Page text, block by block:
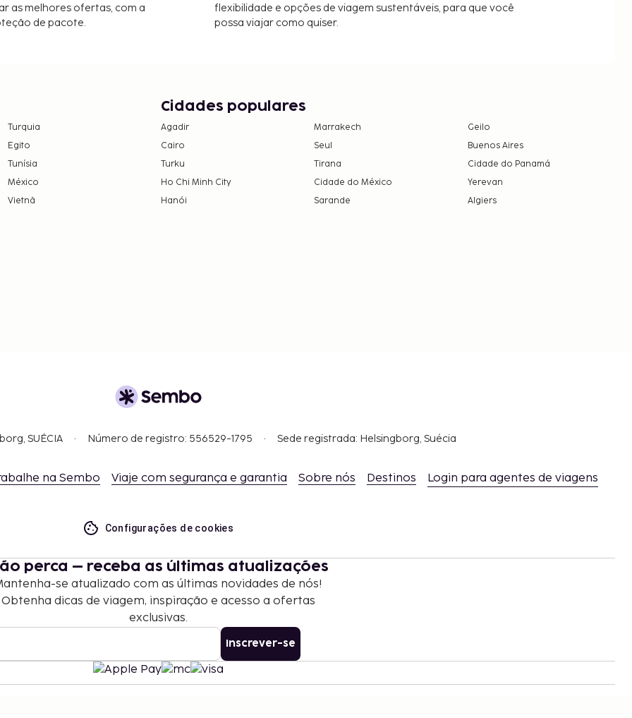
dos pais ou tutor,
as melhores ofertas, com a
de pacote.
flexibilidade e opções de viagem sustentáveis, para que você
possa viajar como quiser.
Turquia
Egito
Tunísia
México
Vietnã
Cidades populares
Agadir Marrakech
Geilo
Cairo
Seul
Buenos Aires
Turku
Tirana
Cidade do Panamá
Ho Chi Minh City
Cidade do México
Yerevan
Hanói
Sarande Algiers
SUÉCIA Número de registro: 556529-1795 Sede registrada: Helsingborg, Suécia
na Sembo Viaje com segurança e garantia Sobre nós Destinos Login para agentes de viagens
Configurações de cookies
perca – receba as últimas atualizações
se atualizado com as últimas novidades de nós!
Obtenha dicas de viagem, inspiração e acesso a ofertas
exclusivas.
Inscrever-se